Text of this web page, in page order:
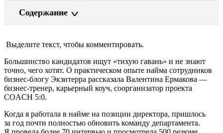
Содержание
Выделите текст, чтобы комментировать.
Большинство кандидатов ищут «тихую гавань» и не знают
точно, чего хотят. О практическом опыте найма сотрудников
бизнес-блогу Экзитерра рассказала Валентина Ермакова —
бизнес-тренер, карьерный коуч, соорганизатор проекта
COACH 5:0.
Когда я работала в найме на позиции директора, пришлось
за год почти полностью обновить команду департамента.